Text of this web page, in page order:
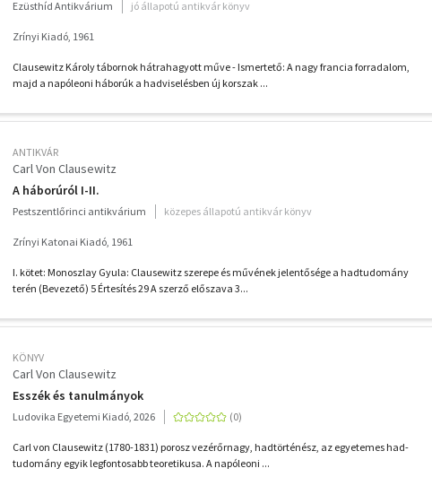
Ezüsthíd Antikvárium jó állapotú antikvár könyv
Zrínyi Kiadó, 1961
Clausewitz Károly tábornok hátrahagyott műve - Ismertető: A nagy francia forradalom,
majd a napóleoni háborúk a hadviselésben új korszak ...
ANTIKVÁR
Carl Von Clausewitz
A háborúról I-II.
Pestszentlőrinci antikvárium közepes állapotú antikvár könyv
Zrínyi Katonai Kiadó, 1961
I. kötet: Monoszlay Gyula: Clausewitz szerepe és művének jelentősége a hadtudomány
terén (Bevezető) 5 Értesítés 29 A szerző előszava 3...
KÖNYV
Carl Von Clausewitz
Esszék és tanulmányok
Ludovika Egyetemi Kiadó, 2026
Carl von Clausewitz (1780-1831) porosz vezérőrnagy, hadtörténész, az egye­temes had­
tudomány egyik legfontosabb teoretikusa. A napóleoni ...